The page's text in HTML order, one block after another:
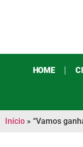
HOME
Início » “Vamos